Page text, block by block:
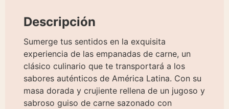
Descripción
Sumerge tus sentidos en la exquisita
experiencia de las empanadas de carne, un
clásico culinario que te transportará a los
sabores auténticos de América Latina. Con su
masa dorada y crujiente rellena de un jugoso y
sabroso guiso de carne sazonado con